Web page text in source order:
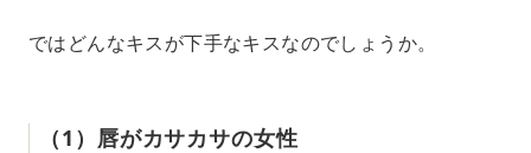
ではどんなキスが下手なキスなのでしょうか。
（1）唇がカサカサの女性